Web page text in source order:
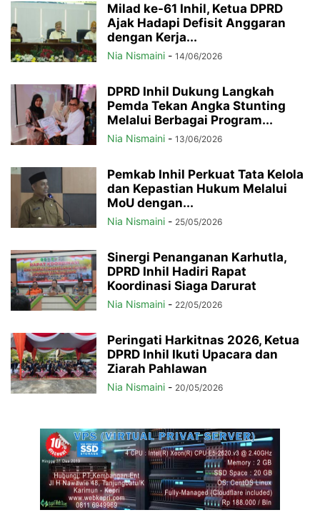
Milad ke-61 Inhil, Ketua DPRD
Ajak Hadapi Defisit Anggaran
dengan Kerja...
Nia Nismaini - 14/06/2026
DPRD Inhil Dukung Langkah
Pemda Tekan Angka Stunting
Melalui Berbagai Program...
Nia Nismaini - 13/06/2026
Pemkab Inhil Perkuat Tata Kelola
dan Kepastian Hukum Melalui
MoU dengan...
Nia Nismaini - 25/05/2026
Sinergi Penanganan Karhutla,
DPRD Inhil Hadiri Rapat
Koordinasi Siaga Darurat
Nia Nismaini - 22/05/2026
Peringati Harkitnas 2026, Ketua
DPRD Inhil Ikuti Upacara dan
Ziarah Pahlawan
Nia Nismaini - 20/05/2026